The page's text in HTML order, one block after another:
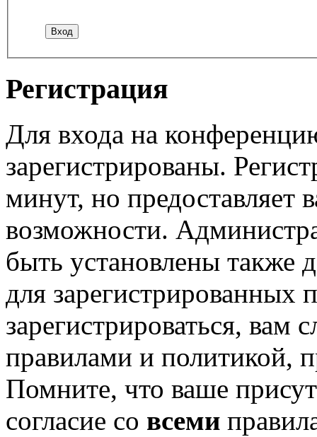
Регистрация
Для входа на
зарегистрированы.
минут, но предоставляет
возможности.
быть установлены также
для зарегистрированных
зарегистрироваться, вам
правилами и политикой,
Помните, что ваше
согласие со всеми